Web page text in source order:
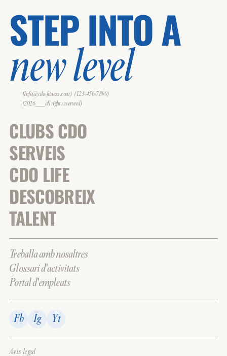
STEP INTO A
new level
(Info@cdo-fitness.com) (123-456-7890)
(2026___all right reserverd)
CLUBS CDO
SERVEIS
CDO LIFE
DESCOBREIX
TALENT
Treballa amb nosaltres
Glossari d'activitats
Portal d'empleats
Fb Ig Yt
Avís legal